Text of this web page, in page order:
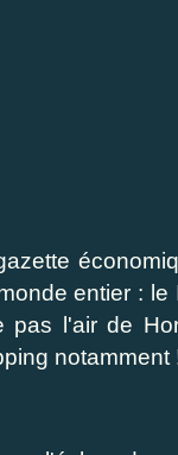
entier :
pas l'air de
notamment